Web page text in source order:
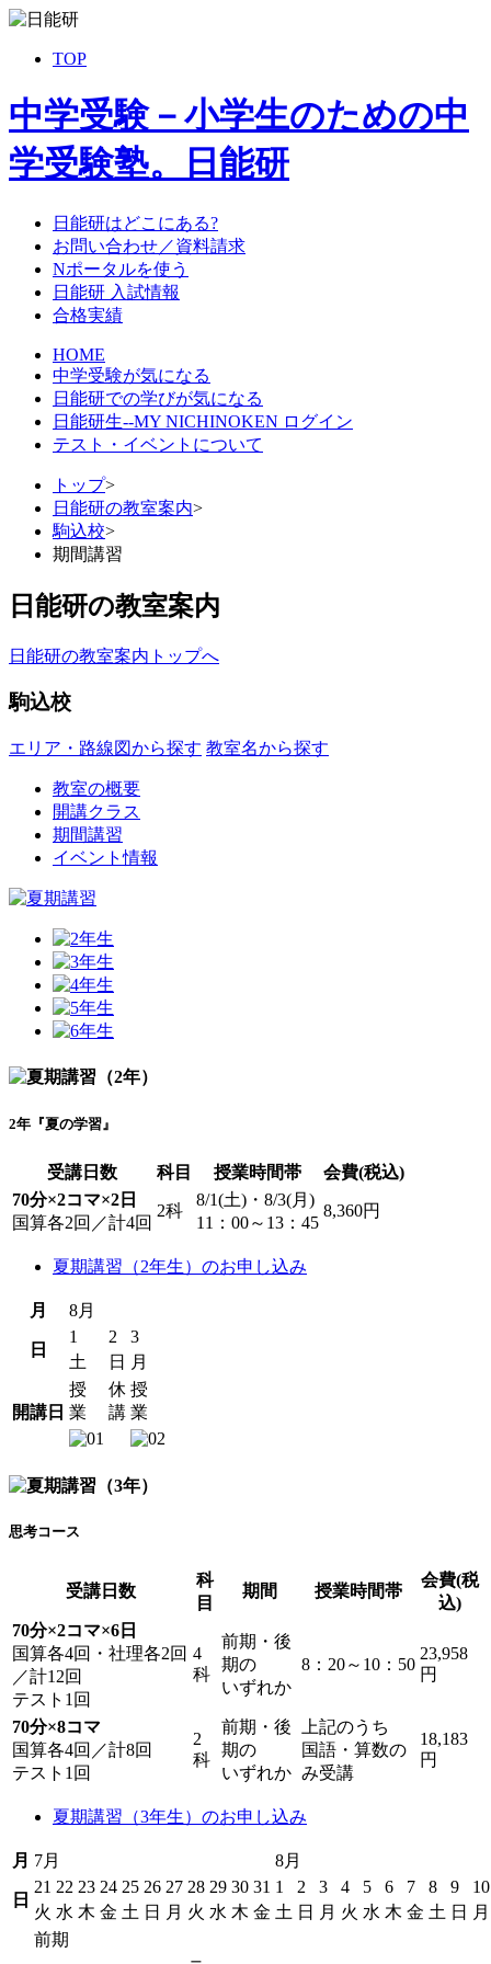
TOP
中学受験－小学生のための中
学受験塾。日能研
日能研はどこにある?
お問い合わせ／資料請求
Nポータルを使う
日能研 入試情報
合格実績
HOME
中学受験が気になる
日能研での学びが気になる
日能研生--MY NICHINOKEN ログイン
テスト・イベントについて
トップ>
日能研の教室案内>
駒込校>
期間講習
日能研の教室案内
日能研の教室案内トップへ
駒込校
エリア・路線図から探す 教室名から探す
教室の概要
開講クラス
期間講習
イベント情報
2年『夏の学習』
受講日数 科目 授業時間帯
会費(税込)
70分×2コマ×2日
国算各2回／計4回
2科
8/1(土)・8/3(月)
11：00～13：45
8,360円
夏期講習（2年生）のお申し込み
月 8月
日
1 2
3
土
日 月
開講日
授
業
休
講
授
業
思考コース
受講日数
科
目
期間 授業時間帯
会費(税
込)
70分×2コマ×6日
国算各4回・社理各2回
／計12回
テスト1回
4
科
前期・後
期の
いずれか
8：20～10：50
23,958
円
70分×8コマ
国算各4回／計8回
テスト1回
2
科
前期・後
期の
いずれか
上記のうち
国語・算数の
み受講
18,183
円
夏期講習（3年生）のお申し込み
月 7月 8月
日
21 22 23 24 25 26 27 28 29 30 31 1 2 3 4 5 6 7 8 9
10
火 水 木 金 土 日 月 火 水 木 金 土 日 月 火 水 木 金 土 日
月
前期